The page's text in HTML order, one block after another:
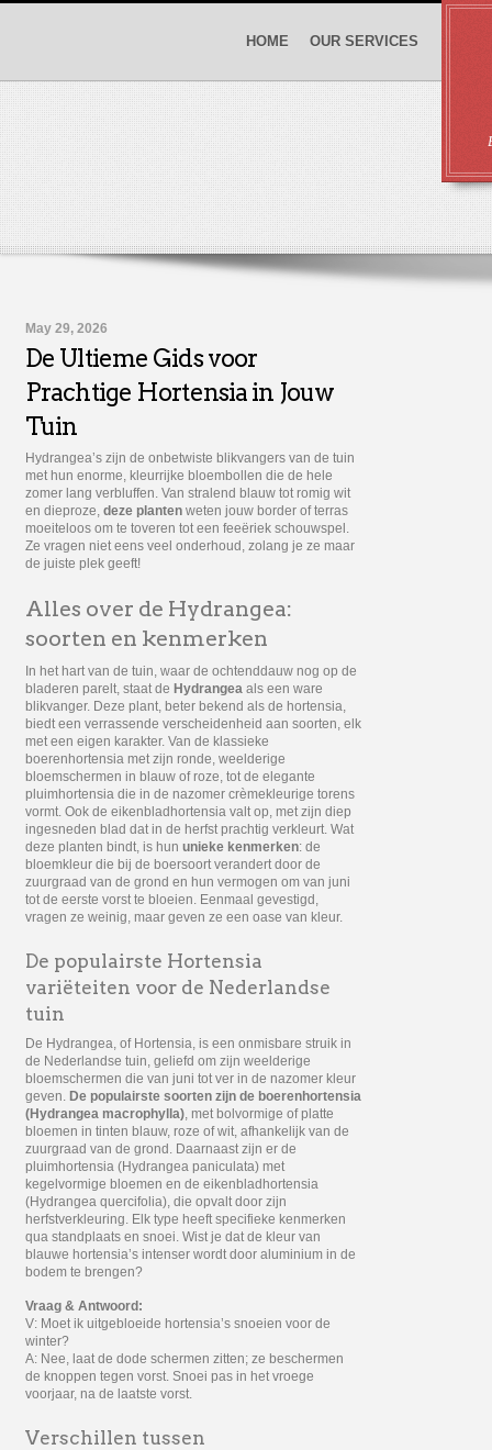
HOME OUR SERVICES
May 29, 2026
De Ultieme Gids voor
Prachtige Hortensia in Jouw
Tuin
Hydrangea’s zijn de onbetwiste blikvangers van de tuin
met hun enorme, kleurrijke bloembollen die de hele
zomer lang verbluffen. Van stralend blauw tot romig wit
en dieproze, deze planten weten jouw border of terras
moeiteloos om te toveren tot een feeëriek schouwspel.
Ze vragen niet eens veel onderhoud, zolang je ze maar
de juiste plek geeft!
Alles over de Hydrangea:
soorten en kenmerken
In het hart van de tuin, waar de ochtenddauw nog op de
bladeren parelt, staat de Hydrangea als een ware
blikvanger. Deze plant, beter bekend als de hortensia,
biedt een verrassende verscheidenheid aan soorten, elk
met een eigen karakter. Van de klassieke
boerenhortensia met zijn ronde, weelderige
bloemschermen in blauw of roze, tot de elegante
pluimhortensia die in de nazomer crèmekleurige torens
vormt. Ook de eikenbladhortensia valt op, met zijn diep
ingesneden blad dat in de herfst prachtig verkleurt. Wat
deze planten bindt, is hun unieke kenmerken: de
bloemkleur die bij de boersoort verandert door de
zuurgraad van de grond en hun vermogen om van juni
tot de eerste vorst te bloeien. Eenmaal gevestigd,
vragen ze weinig, maar geven ze een oase van kleur.
De populairste Hortensia
variëteiten voor de Nederlandse
tuin
De Hydrangea, of Hortensia, is een onmisbare struik in
de Nederlandse tuin, geliefd om zijn weelderige
bloemschermen die van juni tot ver in de nazomer kleur
geven. De populairste soorten zijn de boerenhortensia
(Hydrangea macrophylla) , met bolvormige of platte
bloemen in tinten blauw, roze of wit, afhankelijk van de
zuurgraad van de grond. Daarnaast zijn er de
pluimhortensia (Hydrangea paniculata) met
kegelvormige bloemen en de eikenbladhortensia
(Hydrangea quercifolia), die opvalt door zijn
herfstverkleuring. Elk type heeft specifieke kenmerken
qua standplaats en snoei. Wist je dat de kleur van
blauwe hortensia’s intenser wordt door aluminium in de
bodem te brengen?
Vraag & Antwoord:
V: Moet ik uitgebloeide hortensia’s snoeien voor de
winter?
A: Nee, laat de dode schermen zitten; ze beschermen
de knoppen tegen vorst. Snoei pas in het vroege
voorjaar, na de laatste vorst.
Verschillen tussen